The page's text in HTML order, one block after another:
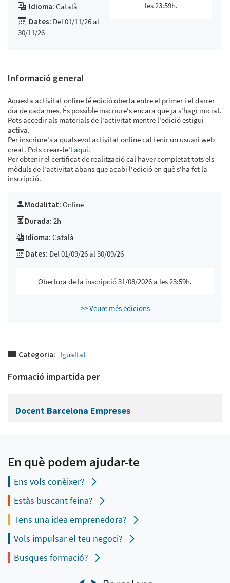
Idioma: Català
Dates: Del 01/11/26 al
30/11/26
les 23:59h.
Informació general
Aquesta activitat online té edició oberta entre el primer i el darrer
dia de cada mes. És possible inscriure's encara que ja s'hagi iniciat.
Pots accedir als materials de l'activitat mentre l'edició estigui
activa.
Per inscriure's a qualsevol activitat online cal tenir un usuari web
creat. Pots crear-te'laquí.
Per obtenir el certificat de realització cal haver completat tots els
mòduls de l'activitat abans que acabi l'edició en què s'ha fet la
inscripció.
Modalitat: Online
Durada: 2h
Idioma: Català
Dates: Del 01/09/26 al 30/09/26
Obertura de la inscripció 31/08/2026 a les 23:59h.
>> Veure més edicions
Categoria: Igualtat
Formació impartida per
Docent Barcelona Empreses
En què podem ajudar-te
Ens vols conèixer?
Estàs buscant feina?
Tens una idea emprenedora?
Vols impulsar el teu negoci?
Busques formació?